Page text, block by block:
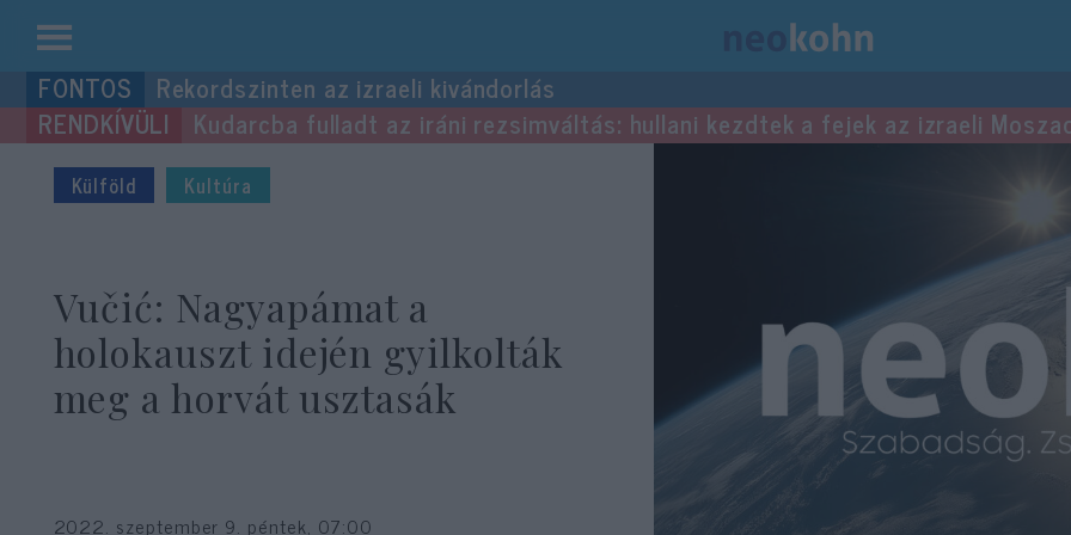
Kilépés
a
tartalomba
Rekordszinten az izraeli kivándorlás
Kudarcba fulladt az iráni rezsimváltás: hullani kezdtek a fejek az izraeli
Külföld Kultúra
Vučić: Nagyapámat a
holokauszt idején gyilkolták
meg a horvát usztasák
2022. szeptember 9. péntek, 07:00